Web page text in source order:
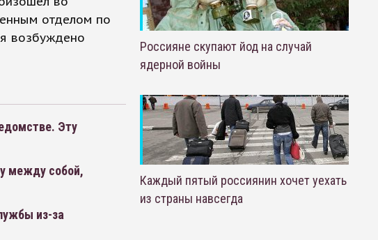
отделом по
возбуждено
Эту
между собой,
из-за
Россияне скупают йод на случай
ядерной войны
Каждый пятый россиянин хочет уехать
из страны навсегда